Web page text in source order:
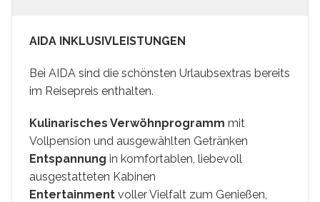
Hochzeit
Villen
Inselhüpfen
AIDA INKLUSIVLEISTUNGEN
Bei AIDA sind die schönsten Urlaubsextras bereits
im Reisepreis enthalten.
Kulinarisches Verwöhnprogramm mit
Vollpension und ausgewählten Getränken
Entspannung in komfortablen, liebevoll
ausgestatteten Kabinen
Entertainment voller Vielfalt zum Genießen,